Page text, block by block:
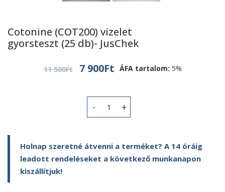
Cotonine (COT200) vizelet
gyorsteszt (25 db)- JusChek
11 500Ft
Original
was:
7 900FtCurrent
is:
ÁFA tartalom: 5%
Cotonine (COT200) vizelet
Holnap szeretné átvenni a terméket? A 14 óráig
leadott rendeléseket a következő munkanapon
kiszállítjuk!